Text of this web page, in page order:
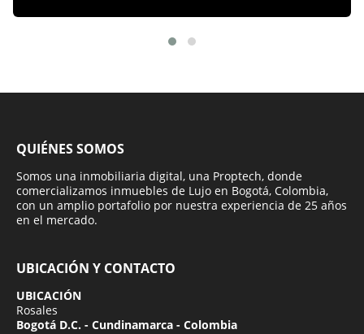
QUIÉNES SOMOS
Somos una inmobiliaria digital, una Proptech, donde
comercializamos inmuebles de Lujo en Bogotá, Colombia,
con un amplio portafolio por nuestra experiencia de 25 años
en el mercado.
UBICACIÓN Y CONTACTO
UBICACIÓN
Rosales
Bogotá D.C. - Cundinamarca - Colombia